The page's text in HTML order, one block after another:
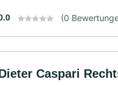
(0
Caspari